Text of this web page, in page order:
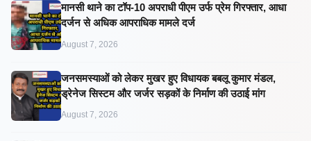
मानसी थाने का टॉप-10 अपराधी पीएम उर्फ प्रेम गिरफ्तार, आधा
दर्जन से अधिक आपराधिक मामले दर्ज
August 7, 2026
जनसमस्याओं को लेकर मुखर हुए विधायक बबलू कुमार मंडल,
ड्रेनेज सिस्टम और जर्जर सड़कों के निर्माण की उठाई मांग
August 7, 2026